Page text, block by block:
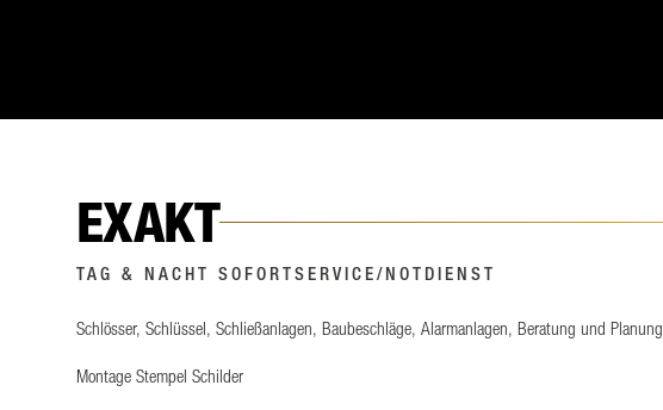
EXAKT
TAG & NACHT SOFORTSERVICE/NOTDIENST
Schlösser, Schlüssel, Schließanlagen, Baubeschläge, Alarmanlagen, Beratung und Planung
Montage Stempel Schilder